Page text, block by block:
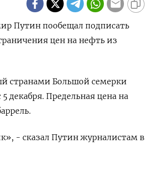
Путин пообещал подписать
цен на нефть из
странами Большой семерки
декабря. Предельная цена на
- сказал Путин журналистам в